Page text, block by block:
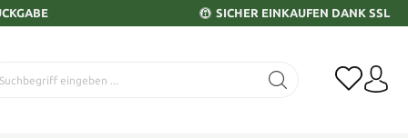
SICHER EINKAUFEN DANK SSL